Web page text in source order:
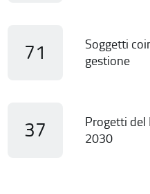
71
Soggetti
gestione
37
Progetti del
2030